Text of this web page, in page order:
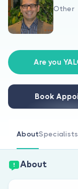
About Us
For Doctors
Other
Are you
Book
AboutSpecialists
About